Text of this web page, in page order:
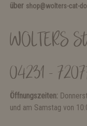
über shop@wolters-cat-
WOLTERS
04231 -
Öffnungszeiten:
und am Samstag von